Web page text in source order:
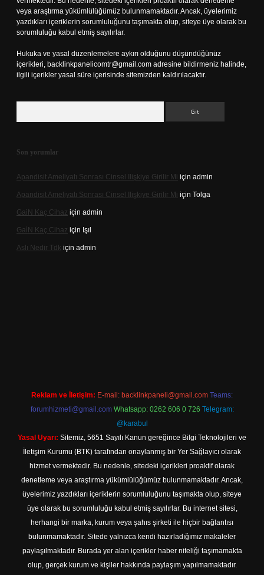
veya araştırma yükümlülüğümüz bulunmamaktadır. Ancak, üyelerimiz
yazdıkları içeriklerin sorumluluğunu taşımakta olup, siteye üye olarak bu
sorumluluğu kabul etmiş sayılırlar.
Hukuka ve yasal düzenlemelere aykırı olduğunu düşündüğünüz
içerikleri, backlinkpanelicomtr@gmail.com adresine bildirmeniz halinde,
ilgili içerikler yasal süre içerisinde sitemizden kaldırılacaktır.
Son yorumlar
Apandisit Ameliyatı Sonrası Cinsel Ilişkiye Girilir Mi için admin
Apandisit Ameliyatı Sonrası Cinsel Ilişkiye Girilir Mi için Tolga
Gai̇N Kaç Cihaz için admin
Gai̇N Kaç Cihaz için Işıl
Aslı Nedir Tdk için admin
Reklam ve İletişim: E-mail: backlinkpaneli@gmail.com Teams:
forumhizmeti@gmail.com Whatsapp: 0262 606 0 726 Telegram:
@karabul
Yasal Uyarı: Sitemiz, 5651 Sayılı Kanun gereğince Bilgi Teknolojileri ve
İletişim Kurumu (BTK) tarafından onaylanmış bir Yer Sağlayıcı olarak
hizmet vermektedir. Bu nedenle, sitedeki içerikleri proaktif olarak
denetleme veya araştırma yükümlülüğümüz bulunmamaktadır. Ancak,
üyelerimiz yazdıkları içeriklerin sorumluluğunu taşımakta olup, siteye
üye olarak bu sorumluluğu kabul etmiş sayılırlar. Bu internet sitesi,
herhangi bir marka, kurum veya şahıs şirketi ile hiçbir bağlantısı
bulunmamaktadır. Sitede yalnızca kendi hazırladığımız makaleler
paylaşılmaktadır. Burada yer alan içerikler haber niteliği taşımamakta
olup, gerçek kurum ve kişiler hakkında paylaşım yapılmamaktadır.